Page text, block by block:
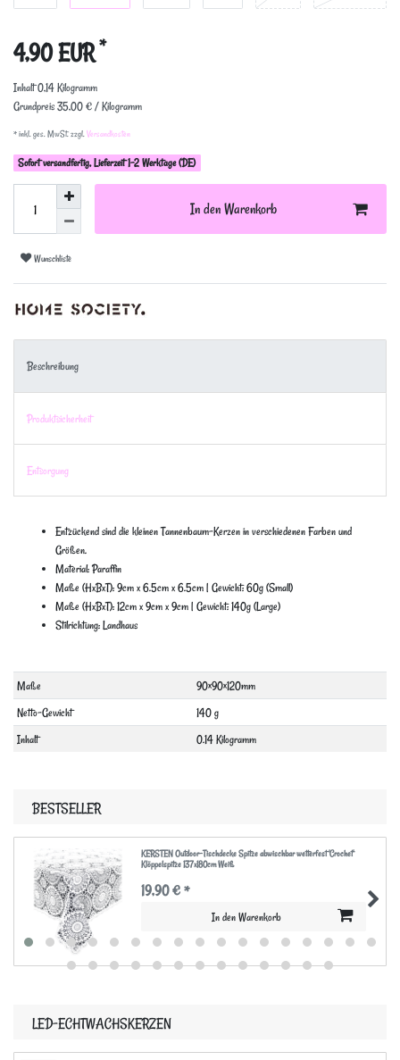
4,90 EUR*
Inhalt0,14Kilogramm
Grundpreis35,00 € / Kilogramm
* inkl. ges. MwSt. zzgl.Versandkosten
Sofort versandfertig, Lieferzeit 1-2 Werktage (DE)
In den Warenkorb
Wunschliste
Beschreibung
Produktsicherheit
Entsorgung
Entzückend sind die kleinen Tannenbaum-Kerzen in verschiedenen Farben und
Größen.
Material: Paraffin
Maße (HxBxT): 9cm x 6.5cm x 6.5cm | Gewicht: 60g (Small)
Maße (HxBxT): 12cm x 9cm x 9cm | Gewicht: 140g (Large)
Stilrichtung: Landhaus
Technisches
Merkmal
Wert
Maße
90×90×120mm
Netto-Gewicht
140 g
Inhalt
0.14 Kilogramm
BESTSELLER
KERSTEN Outdoor-Tischdecke Spitze abwischbar wetterfest 'Crochet'
Klöppelspitze 137x180cm Weiß
19,90 € *
In den Warenkorb
LED-ECHTWACHSKERZEN